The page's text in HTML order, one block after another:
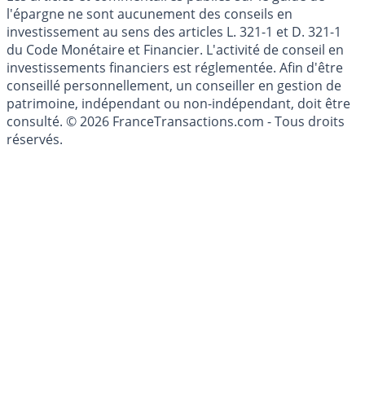
Les articles et commentaires publiés sur le guide de
l'épargne ne sont aucunement des conseils en
investissement au sens des articles L. 321-1 et D. 321-1
du Code Monétaire et Financier. L'activité de conseil en
investissements financiers est réglementée. Afin d'être
conseillé personnellement, un conseiller en gestion de
patrimoine, indépendant ou non-indépendant, doit être
consulté. © 2026 FranceTransactions.com - Tous droits